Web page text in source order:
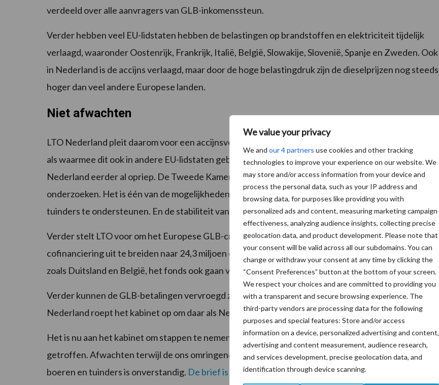
We value your privacy
We and our 4 partners use cookies and other tracking
technologies to improve your experience on our website. We
may store and/or access information from your device and
process the personal data, such as your IP address and
browsing data, for purposes like providing you with
personalized ads and content, measuring marketing campaign
effectiveness, analyzing audience insights, collecting precise
geolocation data, and product development. Please note that
your consent will be valid across all our subdomains. You can
change or withdraw your consent at any time by clicking the
“Consent Preferences” button at the bottom of your screen.
We respect your choices and are committed to providing you
with a transparent and secure browsing experience. The
third-party vendors are processing data for the following
purposes and special features: Store and/or access
information on a device, personalized advertising and content,
advertising and content measurement, audience research,
and services development, precise geolocation data, and
identification through device scanning.
verdeeld over alle aanvragers van GLB-inkomenssteun.
Verder hebben veel EU-lidstaten hebben de belastingen op brandstoffen en elektriciteit tijdelijk
verlaagd, waaronder Oostenrijk, Frankrijk, Italië, België, Slowakije, Slovenië, Spanje en Zweden. Ook
in Nederland is de accijns verlaagd, maar door de hoge belastingdruk zijn de dieselprijzen nog steeds
hoger dan veel andere Europese landen.
Niet afwachten
LTO Nederland pleit daarom voor een accijnsverlaging van minimaal eenzelfde bedrag/percentage
als waarmee dit ook in andere EU-lidstaten gebeurt. Dit kan in de vorm van rode diesel, waartoe LTO
Nederland eerder al opriep. De Tweede Kamer heeft het kabinet via een motie opgedragen dit te
onderzoeken. Het is één van de mogelijkheden die de Europese Commissie toestaat om boeren en
tuinders te ondersteunen. En de stabiliteit van de ketens te beschermen.
Verder stelt LTO voor om het Europese GLB-crisisfonds; van 8,1 miljoen euro met een nationale
cofinanciering uit te breiden naar 24,3 miljoen euro. LTO heeft informatie dat andere EU-lidstaten,
zoals Duitsland en België, het fonds ook gaan verdrievoudigen.
Verder kunnen de GLB-betalingen vervroegd zijn, zoals dat ook in coronatijd is gebeurd. LTO
Nederland roept het kabinet op om daar als Nederland opnieuw gebruik van te maken.
Het is nu aan het kabinet om stappen te nemen voor de ondernemers en sectoren die het hardst zijn
getroffen. Afwachten terwijl de ons omringende landen honderden miljoenen reserveren voor hun
boeren en tuinders is onverstandig. De brief is hier te lezen.